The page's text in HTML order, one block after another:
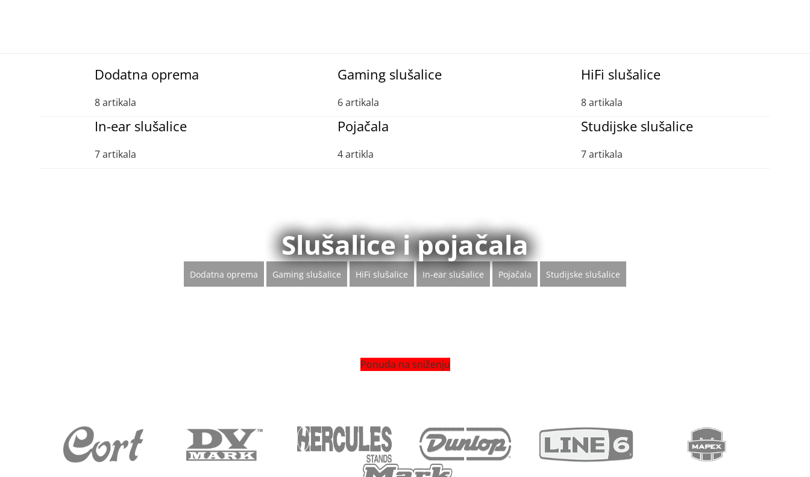
Dodatna oprema
8 artikala
Gaming slušalice
6 artikala
HiFi slušalice
8 artikala
In-ear slušalice
7 artikala
Pojačala
4 artikla
Studijske slušalice
7 artikala
Slušalice i pojačala
Dodatna oprema Gaming slušalice HiFi slušalice In-ear slušalice Pojačala Studijske slušalice
Ponuda na sniženju